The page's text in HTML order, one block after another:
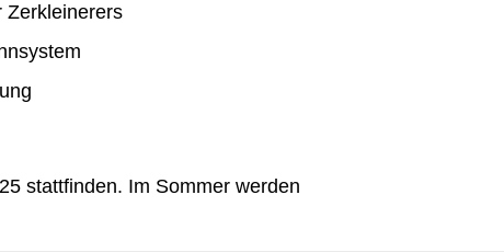
Zerkleinerers
stattfinden. Im Sommer werden